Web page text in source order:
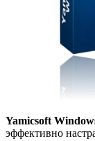
Yamicsoft
эффективно